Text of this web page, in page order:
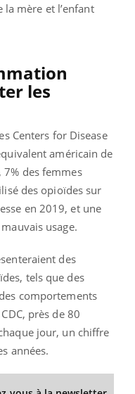
mère et l’enfant
les
Centers for Disease
américain de
7% des femmes
des opioïdes sur
en 2019, et une
usage.
des
tels que des
comportements
près de 80
jour, un chiffre
années.